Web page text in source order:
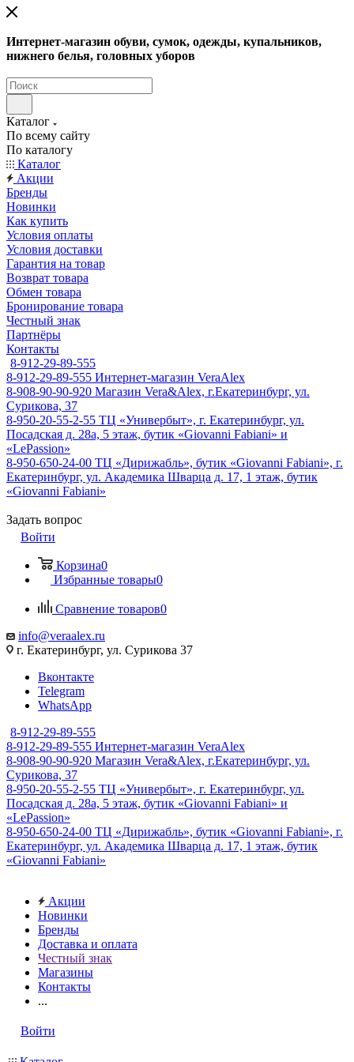
Интернет-магазин обуви, сумок, одежды, купальников,
нижнего белья, головных уборов
Каталог
По всему сайту
По каталогу
Каталог
Акции
Бренды
Новинки
Как купить
Условия оплаты
Условия доставки
Гарантия на товар
Возврат товара
Обмен товара
Бронирование товара
Честный знак
Партнёры
Контакты
8-912-29-89-555
8-912-29-89-555 Интернет-магазин VeraAlex
8-908-90-90-920 Магазин Vera&Alex, г.Екатеринбург, ул.
Сурикова, 37
8-950-20-55-2-55 ТЦ «Универбыт», г. Екатеринбург, ул.
Посадская д. 28а, 5 этаж, бутик «Giovanni Fabiani» и
«LePassion»
8-950-650-24-00 ТЦ «Дирижабль», бутик «Giovanni Fabiani», г.
Екатеринбург, ул. Академика Шварца д. 17, 1 этаж, бутик
«Giovanni Fabiani»
Задать вопрос
Войти
Корзина0
Избранные товары0
Сравнение товаров0
info@veraalex.ru
г. Екатеринбург, ул. Сурикова 37
Вконтакте
Telegram
WhatsApp
8-912-29-89-555
8-912-29-89-555 Интернет-магазин VeraAlex
8-908-90-90-920 Магазин Vera&Alex, г.Екатеринбург, ул.
Сурикова, 37
8-950-20-55-2-55 ТЦ «Универбыт», г. Екатеринбург, ул.
Посадская д. 28а, 5 этаж, бутик «Giovanni Fabiani» и
«LePassion»
8-950-650-24-00 ТЦ «Дирижабль», бутик «Giovanni Fabiani», г.
Екатеринбург, ул. Академика Шварца д. 17, 1 этаж, бутик
«Giovanni Fabiani»
Акции
Новинки
Бренды
Доставка и оплата
Честный знак
Магазины
Контакты
...
Войти